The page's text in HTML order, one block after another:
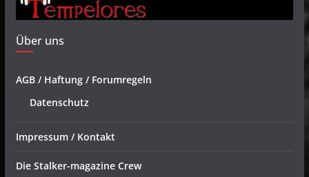
Über uns
AGB / Haftung / Forumregeln
Datenschutz
Impressum / Kontakt
Die Stalker-magazine Crew